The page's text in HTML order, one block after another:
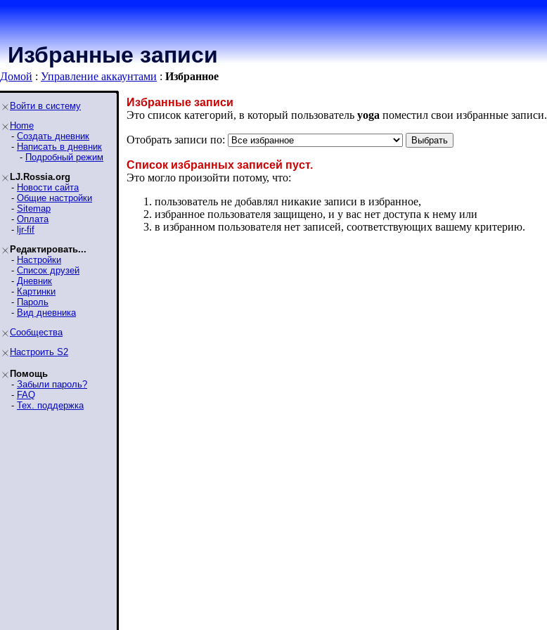
Избранные записи
Домой : Управление аккаунтами : Избранное
Войти в систему
Home
- Создать дневник
- Написать в дневник
- Подробный режим
LJ.Rossia.org
- Новости сайта
- Общие настройки
- Sitemap
- Оплата
- ljr-fif
Редактировать...
- Настройки
- Список друзей
- Дневник
- Картинки
- Пароль
- Вид дневника
Сообщества
Настроить S2
Помощь
- Забыли пароль?
- FAQ
- Тех. поддержка
Избранные записи
Это список категорий, в который пользователь yoga поместил свои избранные записи.
Отобрать записи по:
Список избранных записей пуст.
Это могло произойти потому, что:
пользователь не добавлял никакие записи в избранное,
избранное пользователя защищено, и у вас нет доступа к нему или
в избранном пользователя нет записей, соответствующих вашему критерию.